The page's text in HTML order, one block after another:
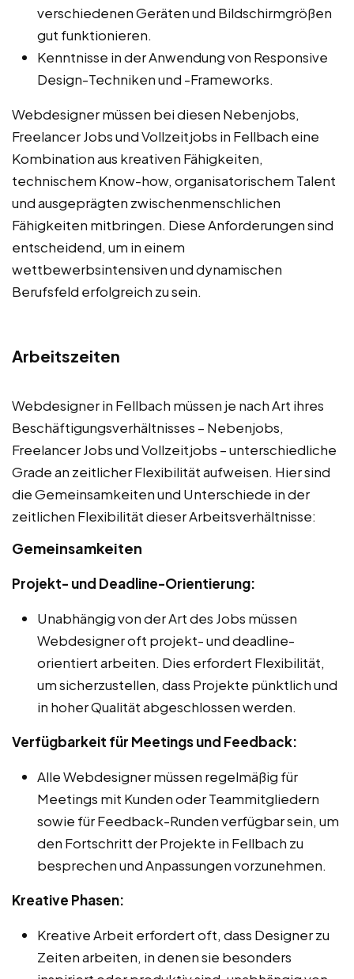
verschiedenen Geräten und Bildschirmgrößen
gut funktionieren.
Kenntnisse in der Anwendung von Responsive
Design-Techniken und -Frameworks.
Webdesigner müssen bei diesen Nebenjobs,
Freelancer Jobs und Vollzeitjobs in Fellbach eine
Kombination aus kreativen Fähigkeiten,
technischem Know-how, organisatorischem Talent
und ausgeprägten zwischenmenschlichen
Fähigkeiten mitbringen. Diese Anforderungen sind
entscheidend, um in einem
wettbewerbsintensiven und dynamischen
Berufsfeld erfolgreich zu sein.
Arbeitszeiten
Webdesigner in Fellbach müssen je nach Art ihres
Beschäftigungsverhältnisses – Nebenjobs,
Freelancer Jobs und Vollzeitjobs – unterschiedliche
Grade an zeitlicher Flexibilität aufweisen. Hier sind
die Gemeinsamkeiten und Unterschiede in der
zeitlichen Flexibilität dieser Arbeitsverhältnisse:
Gemeinsamkeiten
Projekt- und Deadline-Orientierung:
Unabhängig von der Art des Jobs müssen
Webdesigner oft projekt- und deadline-
orientiert arbeiten. Dies erfordert Flexibilität,
um sicherzustellen, dass Projekte pünktlich und
in hoher Qualität abgeschlossen werden.
Verfügbarkeit für Meetings und Feedback:
Alle Webdesigner müssen regelmäßig für
Meetings mit Kunden oder Teammitgliedern
sowie für Feedback-Runden verfügbar sein, um
den Fortschritt der Projekte in Fellbach zu
besprechen und Anpassungen vorzunehmen.
Kreative Phasen:
Kreative Arbeit erfordert oft, dass Designer zu
Zeiten arbeiten, in denen sie besonders